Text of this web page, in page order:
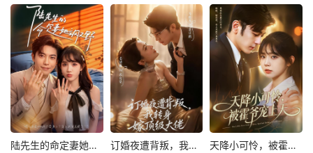
陆先生的命定妻她飒又野 订婚夜遭背叛，我转身嫁顶级大佬 天降小可怜，被霍爷宠上天